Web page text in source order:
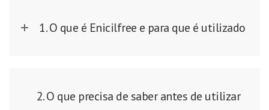
1. O que é Enicilfree e para que é utilizado
2. O que precisa de saber antes de utilizar